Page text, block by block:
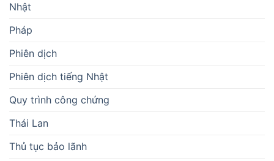
Nhật
Pháp
Phiên dịch
Phiên dịch tiếng Nhật
Quy trình công chứng
Thái Lan
Thủ tục bảo lãnh